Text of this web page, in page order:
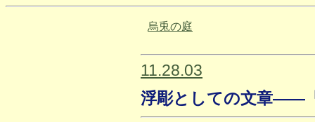
烏兎の庭
11.28.03
浮彫としての文章――